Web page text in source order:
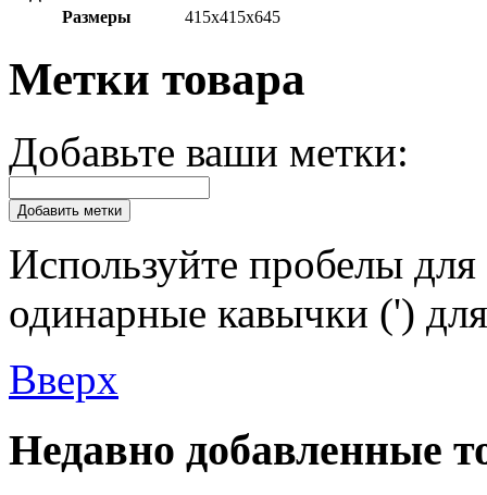
Размеры
415x415x645
Метки товара
Добавьте ваши метки:
Добавить метки
Используйте пробелы
одинарные кавычки (')
Вверх
Недавно добавленные